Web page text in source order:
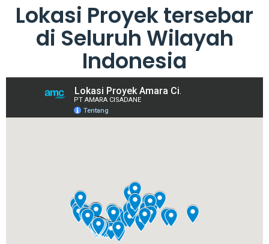
Lokasi Proyek tersebar
di Seluruh Wilayah
Indonesia